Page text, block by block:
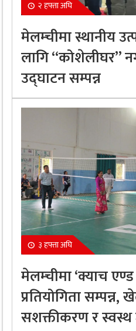
२ हफ्ता अघि
मेलम्चीमा स्थानीय
लागि “कोशेलीघर”
उद्घाटन सम्पन्न
३ हफ्ता अघि
मेलम्चीमा ‘क्याच
प्रतियोगिता सम्पन्न,
सशक्तीकरण र